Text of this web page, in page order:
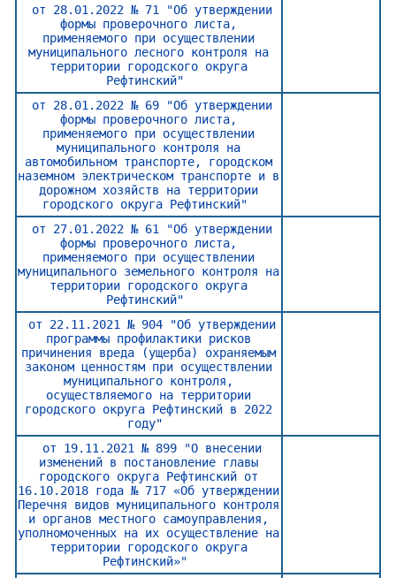
от 28.01.2022 № 71 "Об утверждении
формы проверочного листа,
применяемого при осуществлении
муниципального лесного контроля на
территории городского округа
Рефтинский"
от 28.01.2022 № 69 "Об утверждении
формы проверочного листа,
применяемого при осуществлении
муниципального контроля на
автомобильном транспорте, городском
наземном электрическом транспорте и в
дорожном хозяйств на территории
городского округа Рефтинский"
от 27.01.2022 № 61 "Об утверждении
формы проверочного листа,
применяемого при осуществлении
муниципального земельного контроля на
территории городского округа
Рефтинский"
от 22.11.2021 № 904 "Об утверждении
программы профилактики рисков
причинения вреда (ущерба) охраняемым
законом ценностям при осуществлении
муниципального контроля,
осуществляемого на территории
городского округа Рефтинский в 2022
году"
от 19.11.2021 № 899 "О внесении
изменений в постановление главы
городского округа Рефтинский от
16.10.2018 года № 717 «Об утверждении
Перечня видов муниципального контроля
и органов местного самоуправления,
уполномоченных на их осуществление на
территории городского округа
Рефтинский»"